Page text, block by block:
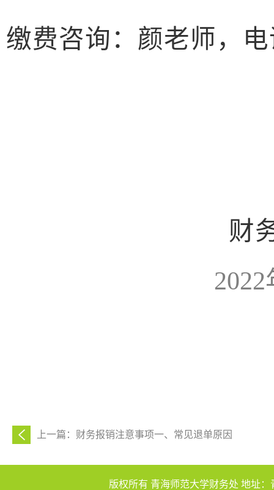
缴费咨询： 颜老师，电
财
2022年8
上一篇：财务报销注意事项一、常见退单原因
版权所有 青海师范大学财务处 地址